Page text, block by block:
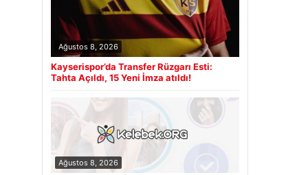
Ağustos 8, 2026
Kayserispor’da Transfer Rüzgarı Esti:
Tahta Açıldı, 15 Yeni İmza atıldı!
Ağustos 8, 2026